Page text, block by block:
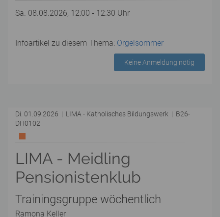
Sa. 08.08.2026, 12:00 - 12:30 Uhr
Infoartikel zu diesem Thema: Orgelsommer
Keine Anmeldung nötig
Di. 01.09.2026 | LIMA - Katholisches Bildungswerk | B26-
DH0102
LIMA - Meidling
Pensionistenklub
Trainingsgruppe wöchentlich
Ramona Keller